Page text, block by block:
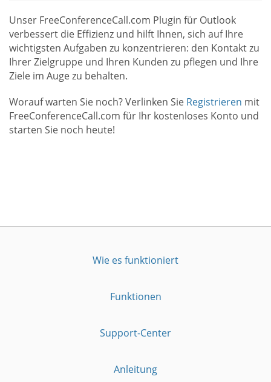
Unser FreeConferenceCall.com Plugin für Outlook
verbessert die Effizienz und hilft Ihnen, sich auf Ihre
wichtigsten Aufgaben zu konzentrieren: den Kontakt zu
Ihrer Zielgruppe und Ihren Kunden zu pflegen und Ihre
Ziele im Auge zu behalten.
Worauf warten Sie noch? Verlinken Sie Registrieren mit
FreeConferenceCall.com für Ihr kostenloses Konto und
starten Sie noch heute!
Wie es funktioniert
Funktionen
Support-Center
Anleitung